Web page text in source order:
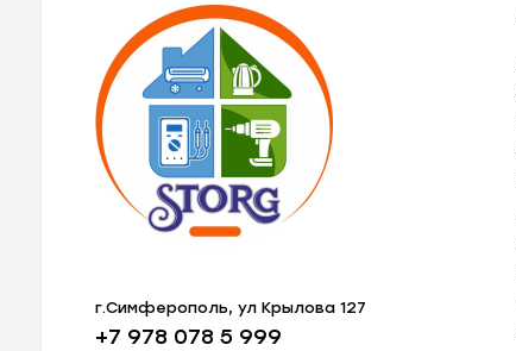
г.Симферополь, ул Крылова 127
+7 978 078 5 999